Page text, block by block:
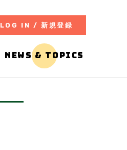
LOG IN / 新規登録
NEWS & TOPICS